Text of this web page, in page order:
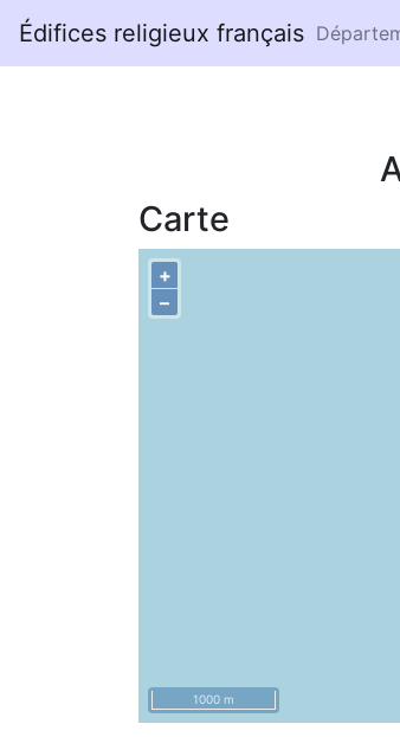
Édifices religieux français
Carte
+
–
1000 m